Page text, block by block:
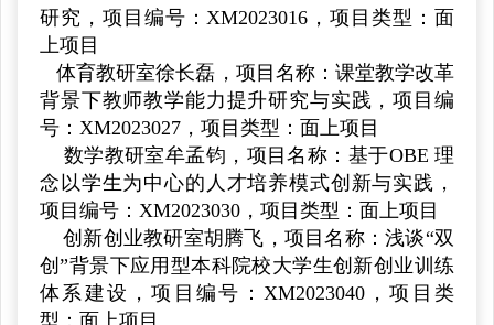
研究，项目编号： XM2023016，项目类型：面
上项目
体育教研室徐长磊，项目名称：课堂教学改革
背景下教师教学能力提升研究与实践，项目编
号：XM2023027，项目类型：面上项目
数学教研室牟孟钧，项目名称：基于OBE 理
念以学生为中心的人才培养模式创新与实践，
项目编号：XM2023030，项目类型：面上项目
创新创业教研室胡腾飞，项目名称：浅谈“双
创”背景下应用型本科院校大学生创新创业训练
体系建设，项目编号：XM2023040，项目类
型：面上项目